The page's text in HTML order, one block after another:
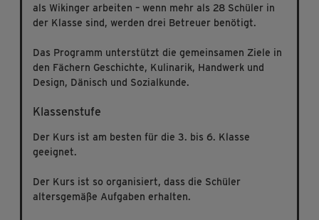
als Wikinger arbeiten – wenn mehr als 28 Schüler in
der Klasse sind, werden drei Betreuer benötigt.
Das Programm unterstützt die gemeinsamen Ziele in
den Fächern Geschichte, Kulinarik, Handwerk und
Design, Dänisch und Sozialkunde.
Klassenstufe
Der Kurs ist am besten für die 3. bis 6. Klasse
geeignet.
Der Kurs ist so organisiert, dass die Schüler
altersgemäße Aufgaben erhalten.